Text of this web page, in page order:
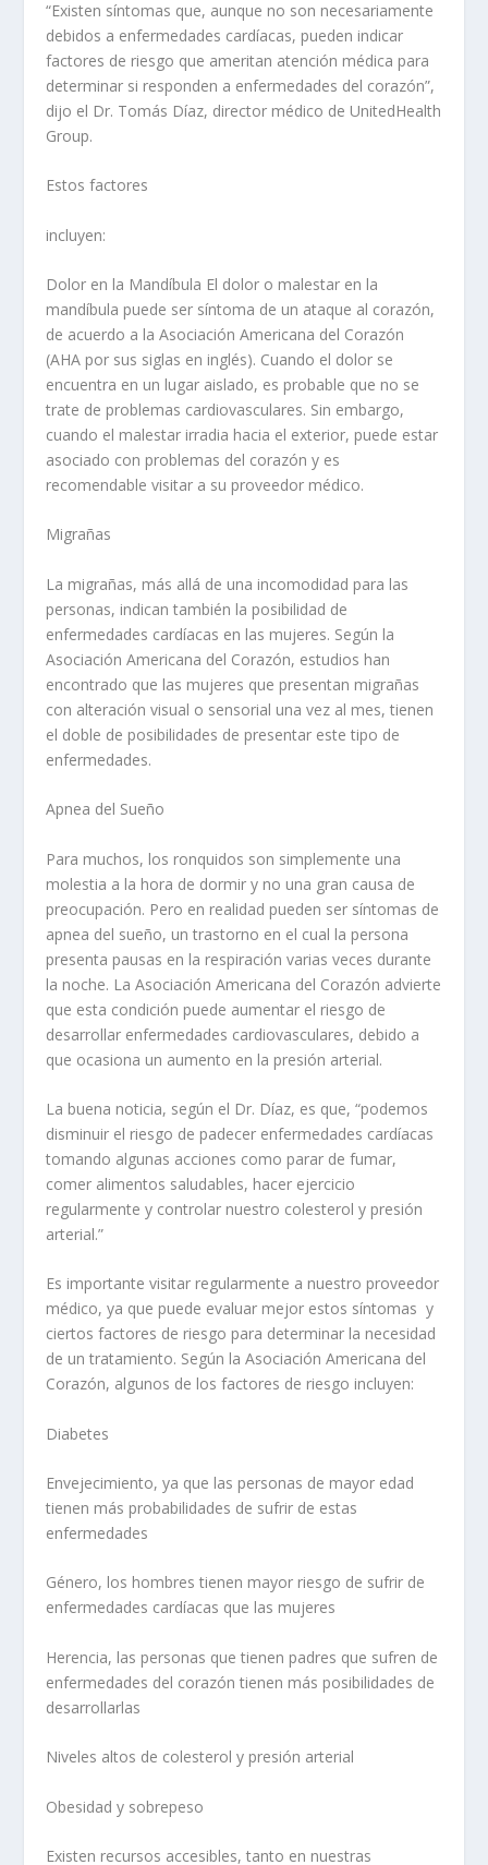
“Existen síntomas que, aunque no son necesariamente
debidos a enfermedades cardíacas, pueden indicar
factores de riesgo que ameritan atención médica para
determinar si responden a enfermedades del corazón”,
dijo el Dr. Tomás Díaz, director médico de UnitedHealth
Group.
Estos factores
incluyen:
Dolor en la Mandíbula El dolor o malestar en la
mandíbula puede ser síntoma de un ataque al corazón,
de acuerdo a la Asociación Americana del Corazón
(AHA por sus siglas en inglés). Cuando el dolor se
encuentra en un lugar aislado, es probable que no se
trate de problemas cardiovasculares. Sin embargo,
cuando el malestar irradia hacia el exterior, puede estar
asociado con problemas del corazón y es
recomendable visitar a su proveedor médico.
Migrañas
La migrañas, más allá de una incomodidad para las
personas, indican también la posibilidad de
enfermedades cardíacas en las mujeres. Según la
Asociación Americana del Corazón, estudios han
encontrado que las mujeres que presentan migrañas
con alteración visual o sensorial una vez al mes, tienen
el doble de posibilidades de presentar este tipo de
enfermedades.
Apnea del Sueño
Para muchos, los ronquidos son simplemente una
molestia a la hora de dormir y no una gran causa de
preocupación. Pero en realidad pueden ser síntomas de
apnea del sueño, un trastorno en el cual la persona
presenta pausas en la respiración varias veces durante
la noche. La Asociación Americana del Corazón advierte
que esta condición puede aumentar el riesgo de
desarrollar enfermedades cardiovasculares, debido a
que ocasiona un aumento en la presión arterial.
La buena noticia, según el Dr. Díaz, es que, “podemos
disminuir el riesgo de padecer enfermedades cardíacas
tomando algunas acciones como parar de fumar,
comer alimentos saludables, hacer ejercicio
regularmente y controlar nuestro colesterol y presión
arterial.”
Es importante visitar regularmente a nuestro proveedor
médico, ya que puede evaluar mejor estos síntomas y
ciertos factores de riesgo para determinar la necesidad
de un tratamiento. Según la Asociación Americana del
Corazón, algunos de los factores de riesgo incluyen:
Diabetes
Envejecimiento, ya que las personas de mayor edad
tienen más probabilidades de sufrir de estas
enfermedades
Género, los hombres tienen mayor riesgo de sufrir de
enfermedades cardíacas que las mujeres
Herencia, las personas que tienen padres que sufren de
enfermedades del corazón tienen más posibilidades de
desarrollarlas
Niveles altos de colesterol y presión arterial
Obesidad y sobrepeso
Existen recursos accesibles, tanto en nuestras